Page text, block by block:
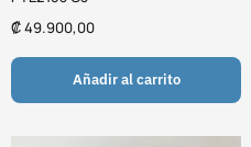
₡49.900,00
Añadir al carrito